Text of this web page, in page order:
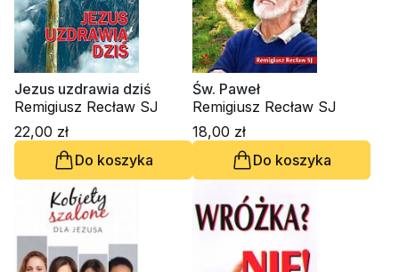
Jezus uzdrawia dziś
Remigiusz Recław SJ
22,00 zł
Do koszyka
Św. Paweł
Remigiusz Recław SJ
18,00 zł
Do koszyka